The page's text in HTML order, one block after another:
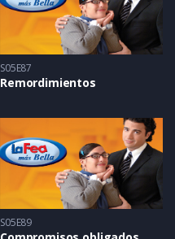
S05E87
Remordimientos
S05E89